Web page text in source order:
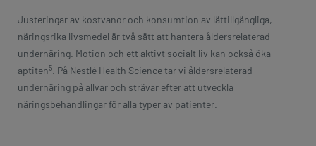
Justeringar av kostvanor och konsumtion av lättillgängliga,
näringsrika livsmedel är två sätt att hantera åldersrelaterad
undernäring. Motion och ett aktivt socialt liv kan också öka
aptiten5. På Nestlé Health Science tar vi åldersrelaterad
undernäring på allvar och strävar efter att utveckla
näringsbehandlingar för alla typer av patienter.